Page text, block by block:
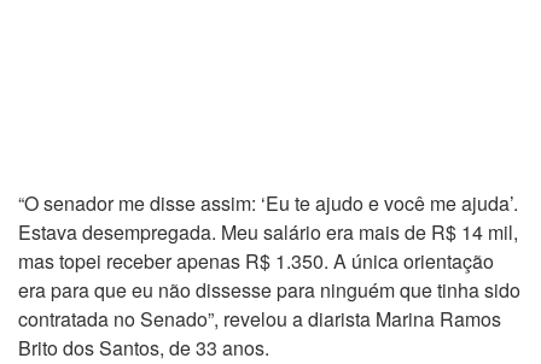
“O senador me disse assim: ‘Eu te ajudo e você me ajuda’.
Estava desempregada. Meu salário era mais de R$ 14 mil,
mas topei receber apenas R$ 1.350. A única orientação
era para que eu não dissesse para ninguém que tinha sido
contratada no Senado”, revelou a diarista Marina Ramos
Brito dos Santos, de 33 anos.